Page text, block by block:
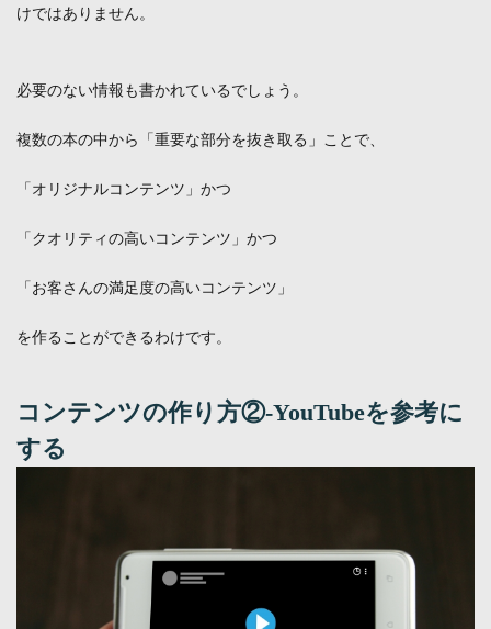
けではありません。
必要のない情報も書かれているでしょう。
複数の本の中から「重要な部分を抜き取る」ことで、
「オリジナルコンテンツ」かつ
「クオリティの高いコンテンツ」かつ
「お客さんの満足度の高いコンテンツ」
を作ることができるわけです。
コンテンツの作り方②-YouTubeを参考に
する